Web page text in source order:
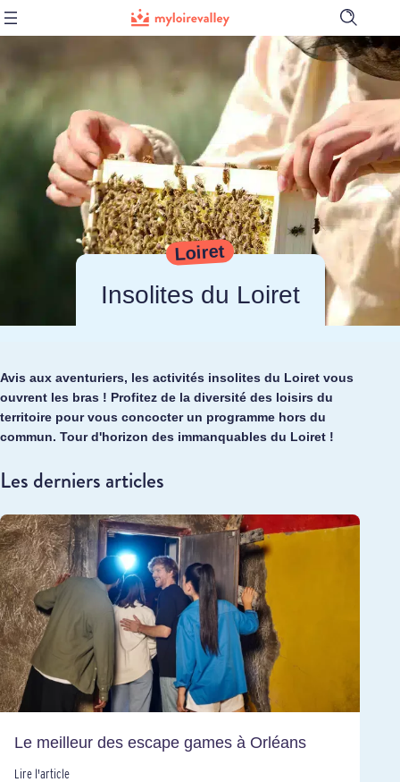
Ouvrir
la
barre
de
Loiret
Insolites du Loiret
Avis aux aventuriers, les activités insolites du Loiret vous
ouvrent les bras ! Profitez de la diversité des loisirs du
territoire pour vous concocter un programme hors du
commun. Tour d'horizon des immanquables du Loiret !
Les derniers articles
Le meilleur des escape games à Orléans
Lire l'article